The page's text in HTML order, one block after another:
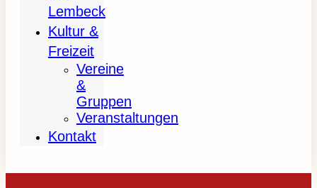
Lembeck
Kultur &
Freizeit
Vereine
&
Gruppen
Veranstaltungen
Kontakt